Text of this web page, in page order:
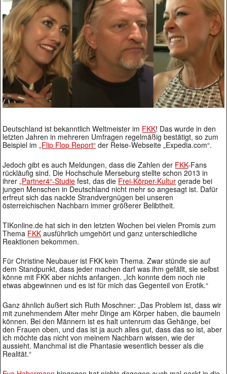
Deutschland ist bekanntlich Weltmeister im FKK! Das wurde in den
letzten Jahren in mehreren Umfragen regelmäßig bestätigt, so zum
Beispiel im„Flip Flop Report“ der Reise-Webseite „Expedia.com“.
Jedoch gibt es auch Meldungen, dass die Zahlen der FKK-Fans
rückläufig sind. Die Hochschule Merseburg stellte schon 2013 in
ihrer„Partner4“-Studie fest, das die Frei-Körper-Kultur gerade bei
jungen Menschen in Deutschland nicht mehr so angesagt ist. Dafür
erfreut sich das nackte Strandvergnügen bei unseren
österreichischen Nachbarn immer größerer Belibtheit.
TIKonline.de hat sich in den letzten Wochen bei vielen Promis zum
Thema FKK ausführlich umgehört und ganz unterschiedliche
Reaktionen bekommen.
Für Christine Neubauer ist FKK kein Thema. Zwar stünde sie auf
dem Standpunkt, dass jeder machen darf was ihm gefällt, sie selbst
könne mit FKK aber nichts anfangen. „Ich konnte dem noch nie
etwas abgewinnen und es ist für mich das Gegenteil von Erotik.“
Ganz ähnlich äußert sich Ruth Moschner: „Das Problem ist, dass wir
mit zunehmendem Alter mehr Dinge am Körper haben, die baumeln
können. Bei den Männern ist es halt untenrum das Gehänge, bei
den Frauen oben, und das ist ja auch alles gut, dass das so ist, aber
ich möchte das nicht von meinem Nachbarn wissen, wie der
aussieht. Manchmal ist die Phantasie wesentlich besser als die
Realität.“